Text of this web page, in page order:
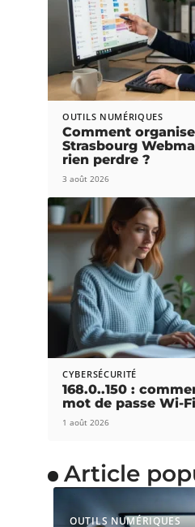
OUTILS NUMÉRIQUES
Comment
Strasbourg
rien perdre ?
3 août 2026
CYBERSÉCURITÉ
168.0..150 :
mot de passe Wi-
1 août 2026
Article
OUTILS NUMÉRIQUES